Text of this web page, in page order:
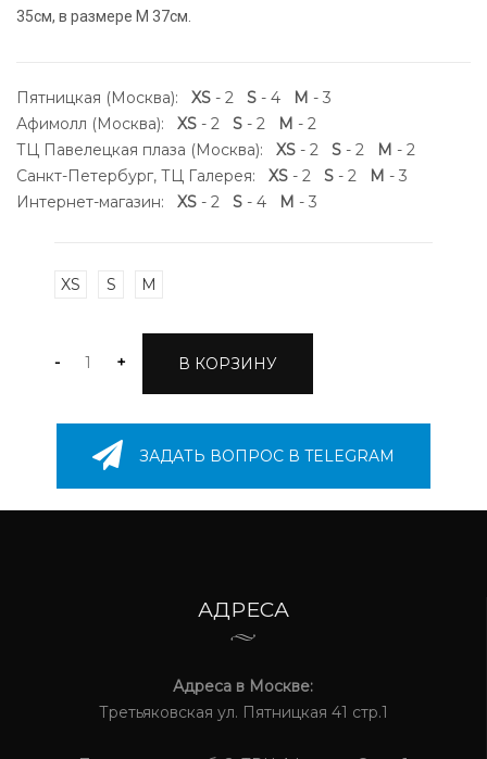
35cм, в размере М 37см.
Пятницкая (Москва): XS - 2 S - 4 M - 3
Афимолл (Москва): XS - 2 S - 2 M - 2
ТЦ Павелецкая плаза (Москва): XS - 2 S - 2 M - 2
Санкт-Петербург, ТЦ Галерея: XS - 2 S - 2 M - 3
Интернет-магазин: XS - 2 S - 4 M - 3
XS S M
- + В КОРЗИНУ
ЗАДАТЬ ВОПРОС В TELEGRAM
АДРЕСА
Адреса в Москве:
Третьяковская ул. Пятницкая 41 стр.1